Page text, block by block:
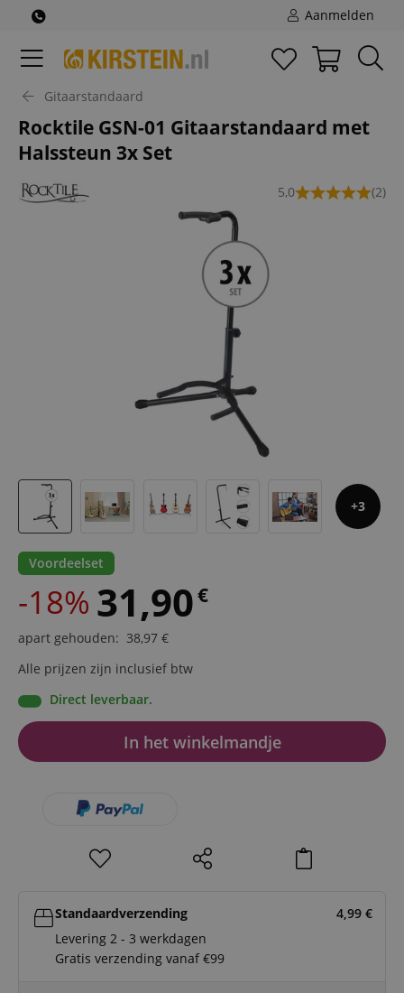
Aanmelden
Gitaarstandaard
Rocktile GSN-01 Gitaarstandaard met
Halssteun 3x Set
5,0 (2)
3
Voordeelset
-18% 31,90€
apart gehouden: 38,97 €
Alle prijzen zijn inclusief btw
Direct leverbaar.
In het winkelmandje
Standaardverzending 4,99 €
Levering 2 - 3 werkdagen
Gratis verzending vanaf €99